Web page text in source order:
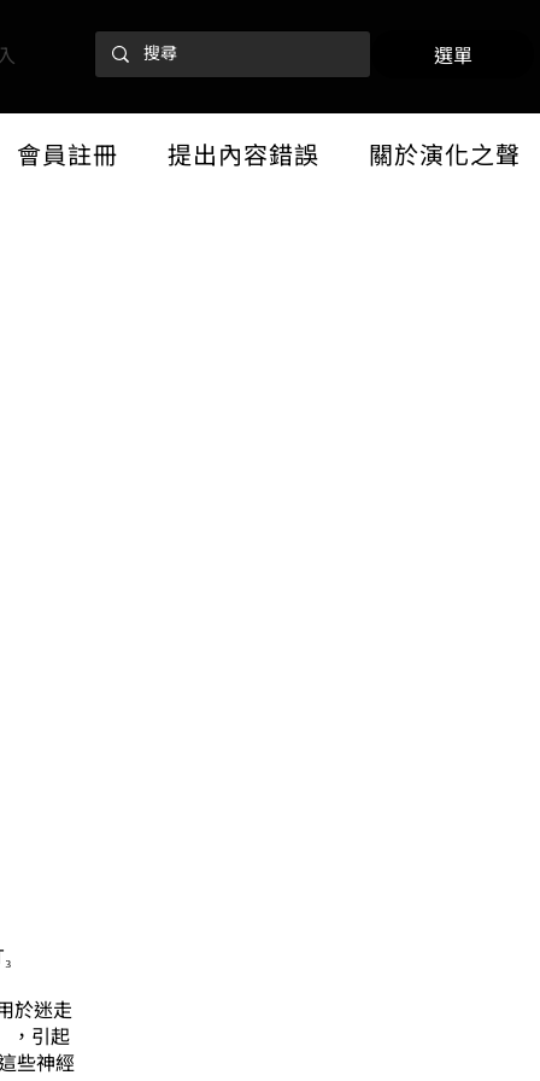
選單
會員註冊 提出內容錯誤 關於演化之聲
於迷走
，引起
些神經